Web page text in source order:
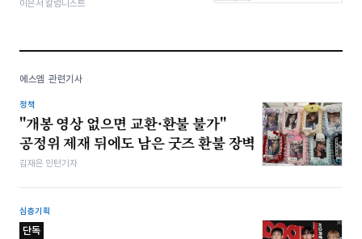
이은서 칼럼니스트
에스엠 관련기사
정책
"개봉 영상 없으면 교환·환불 불가"
공정위 제재 뒤에도 남은 굿즈 환불 장벽
김재은 인턴기자
심층기획
단독